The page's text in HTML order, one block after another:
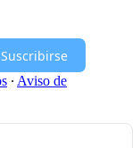
Suscribirse
∙ Aviso de